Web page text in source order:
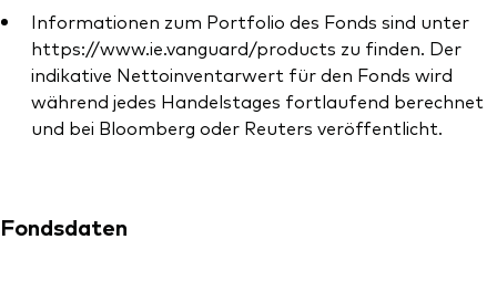
Informationen zum Portfolio des Fonds sind unter
https://www.ie.vanguard/products zu finden. Der
indikative Nettoinventarwert für den Fonds wird
während jedes Handelstages fortlaufend berechnet
und bei Bloomberg oder Reuters veröffentlicht.
Fondsdaten